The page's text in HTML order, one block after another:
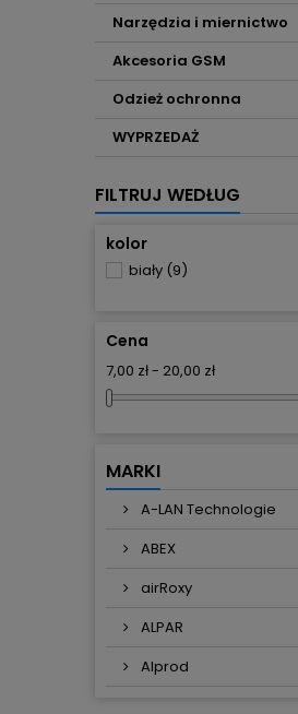
Narzędzia i miernictwo
Akcesoria GSM
Odzież ochronna
WYPRZEDAŻ
FILTRUJ WEDŁUG
kolor
biały (9)
Cena
7,00 zł - 20,00 zł
MARKI
A-LAN Technologie
ABEX
airRoxy
ALPAR
Alprod